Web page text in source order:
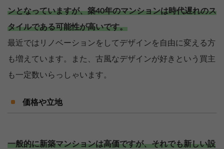
ンとなっていますが、築40年のマンションは時代遅れのス
タイルである可能性が高いです。
最近ではリノベーションをしてデザインを自由に変える方
も増えています。また、古風なデザインが好きという買主
も一定数いらっしゃいます。
価格や立地
一般的に新築マンションは高価ですが、それでも新しい設